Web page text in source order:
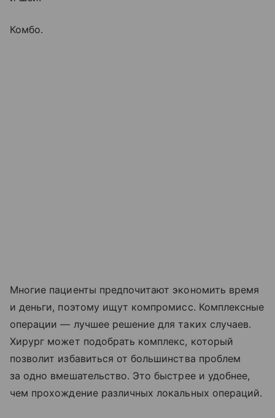
Комбо.
Многие пациенты предпочитают экономить время
и деньги, поэтому ищут компромисс. Комплексные
операции — лучшее решение для таких случаев.
Хирург может подобрать комплекс, который
позволит избавиться от большинства проблем
за одно вмешательство. Это быстрее и удобнее,
чем прохождение различных локальных операций.